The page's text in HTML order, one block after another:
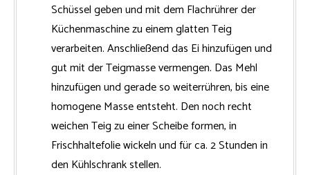
Schüssel geben und mit dem Flachrührer der
Küchenmaschine zu einem glatten Teig
verarbeiten. Anschließend das Ei hinzufügen und
gut mit der Teigmasse vermengen. Das Mehl
hinzufügen und gerade so weiterrühren, bis eine
homogene Masse entsteht. Den noch recht
weichen Teig zu einer Scheibe formen, in
Frischhaltefolie wickeln und für ca. 2 Stunden in
den Kühlschrank stellen.